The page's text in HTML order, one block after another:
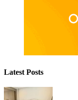
Latest Posts